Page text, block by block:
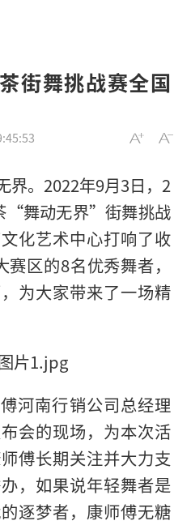
街舞挑战赛全国
界。2022年9月3日，2
“舞动无界”街舞挑战
化艺术中心打响了收
区的8名优秀舞者，
为大家带来了一场精
河南行销公司总经理
会的现场，为本次活
傅长期关注并大力支
，如果说年轻舞者是
逐梦者，康师傅无糖